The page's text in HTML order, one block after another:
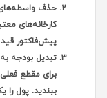
حذف واسطه‌های
کارخانه‌های
پیش‌فاکتور
تبدیل بودجه به
برای مقطع
ببندید. پول را